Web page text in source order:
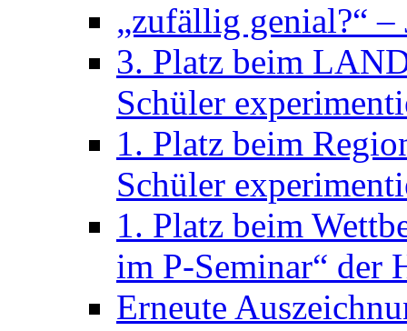
„zufällig genial?“ –
3. Platz beim
Schüler
1. Platz beim
Schüler
1. Platz beim
im P-Seminar“ der
Erneute